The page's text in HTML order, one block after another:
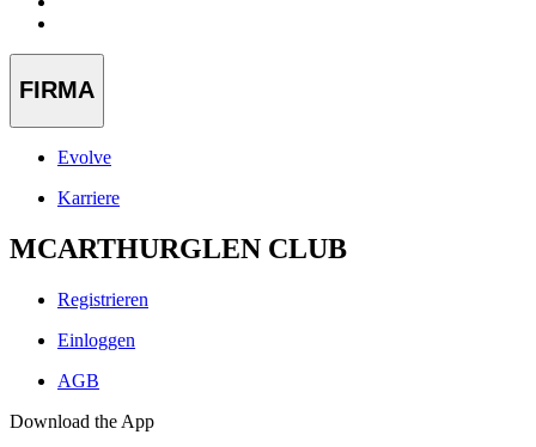
FIRMA
Evolve
Karriere
MCARTHURGLEN CLUB
Registrieren
Einloggen
AGB
Download the App